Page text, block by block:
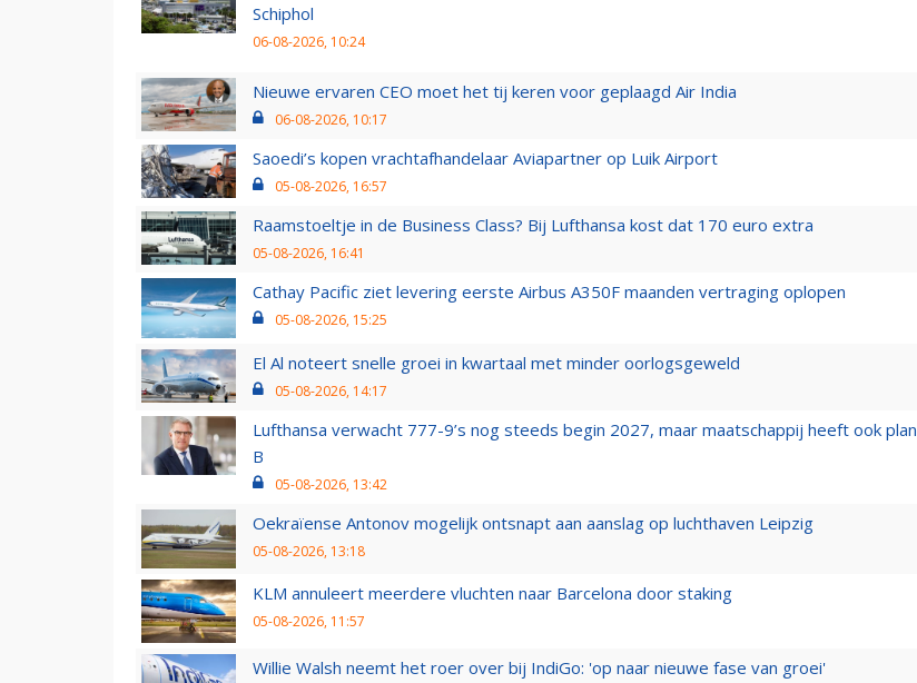
Schiphol
06-08-2026, 10:24
Nieuwe ervaren CEO moet het tij keren voor geplaagd Air India
06-08-2026, 10:17
Saoedi’s kopen vrachtafhandelaar Aviapartner op Luik Airport
05-08-2026, 16:57
Raamstoeltje in de Business Class? Bij Lufthansa kost dat 170 euro extra
05-08-2026, 16:41
Cathay Pacific ziet levering eerste Airbus A350F maanden vertraging oplopen
05-08-2026, 15:25
El Al noteert snelle groei in kwartaal met minder oorlogsgeweld
05-08-2026, 14:17
Lufthansa verwacht 777-9’s nog steeds begin 2027, maar maatschappij heeft ook plan
B
05-08-2026, 13:42
Oekraïense Antonov mogelijk ontsnapt aan aanslag op luchthaven Leipzig
05-08-2026, 13:18
KLM annuleert meerdere vluchten naar Barcelona door staking
05-08-2026, 11:57
Willie Walsh neemt het roer over bij IndiGo: 'op naar nieuwe fase van groei'